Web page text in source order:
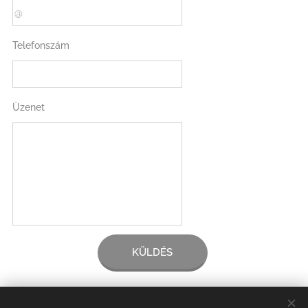
Telefonszám
Üzenet
KÜLDÉS